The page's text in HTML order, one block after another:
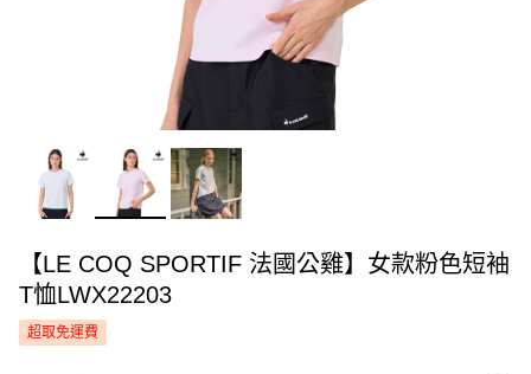
【LE COQ SPORTIF 法國公雞】女款粉色短袖
T恤LWX22203
超取免運費